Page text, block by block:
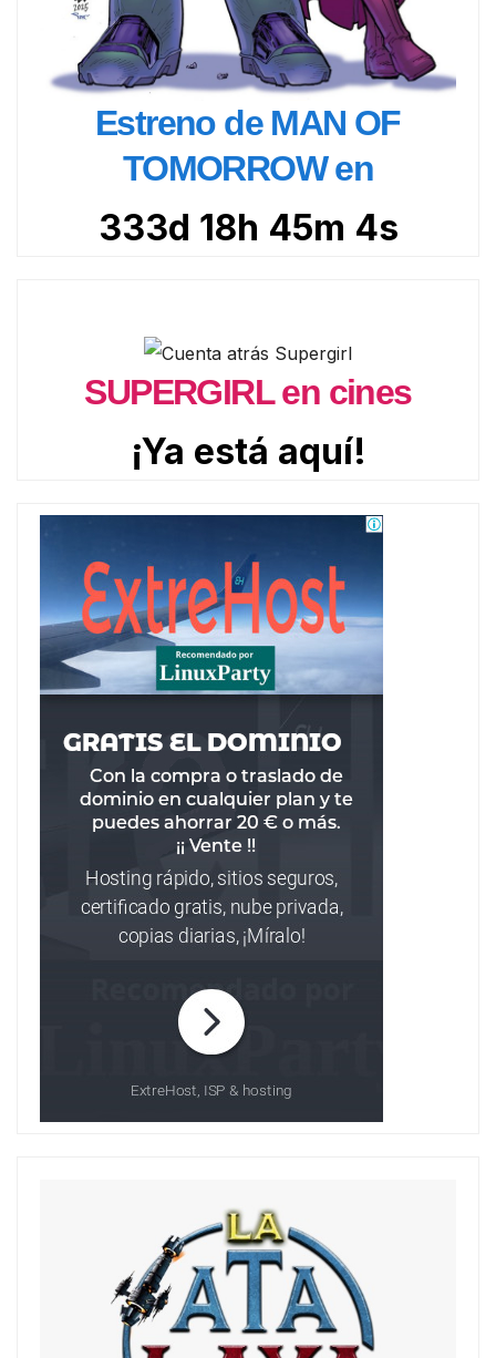
Estreno de MAN OF
TOMORROW en
333d 18h 45m 2s
SUPERGIRL en cines
¡Ya está aquí!